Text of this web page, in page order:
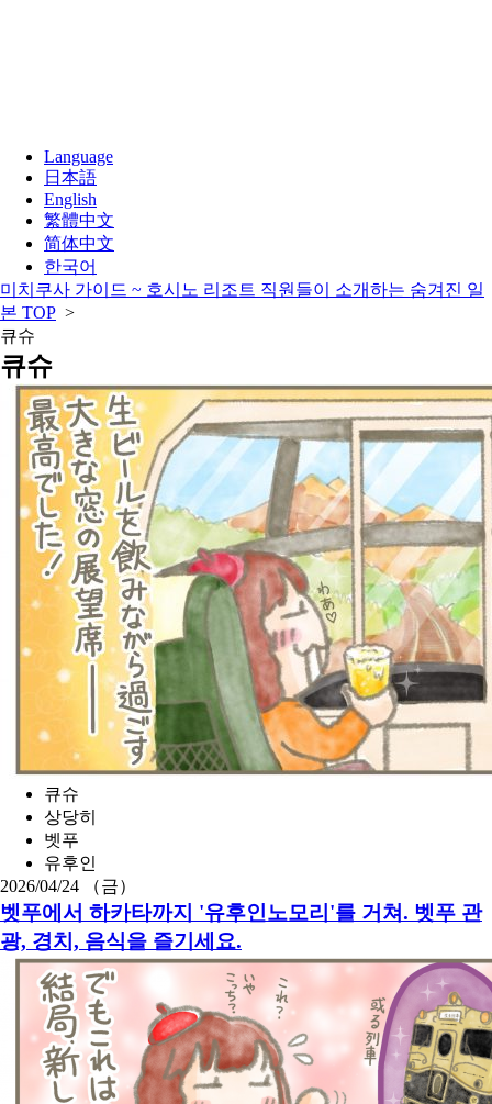
Language
日本語
English
繁體中文
简体中文
한국어
미치쿠사 가이드 ~ 호시노 리조트 직원들이 소개하는 숨겨진 일
본 TOP >
큐슈
큐슈
큐슈
상당히
벳푸
유후인
2026/04/24 （금）
벳푸에서 하카타까지 '유후인노모리'를 거쳐. 벳푸 관
광, 경치, 음식을 즐기세요.